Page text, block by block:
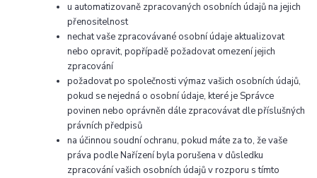
u automatizovaně zpracovaných osobních údajů na jejich
přenositelnost
nechat vaše zpracovávané osobní údaje aktualizovat
nebo opravit, popřípadě požadovat omezení jejich
zpracování
požadovat po společnosti výmaz vašich osobních údajů,
pokud se nejedná o osobní údaje, které je Správce
povinen nebo oprávněn dále zpracovávat dle příslušných
právních předpisů
na účinnou soudní ochranu, pokud máte za to, že vaše
práva podle Nařízení byla porušena v důsledku
zpracování vašich osobních údajů v rozporu s tímto